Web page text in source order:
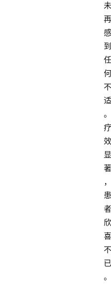
未
再
感
到
任
何
不
适
。
疗
效
显
著
，
患
者
欣
喜
不
已
。